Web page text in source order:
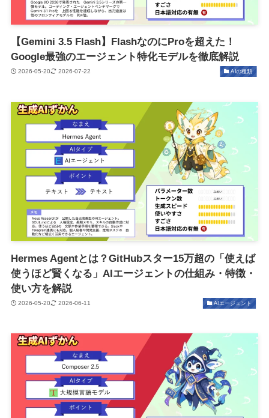
【Gemini 3.5 Flash】FlashなのにProを超えた！
Google最強のエージェント特化モデルを徹底解説
2026-05-20 2026-07-22 AIの種類
Hermes Agentとは？GitHubスター15万超の「使えば
使うほど賢くなる」AIエージェントの仕組み・特徴・
使い方を解説
2026-05-20 2026-06-11 AIエージェント